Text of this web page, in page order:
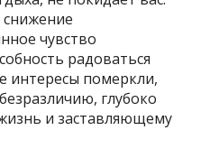
чувство
радоваться
интересы померкли,
глубоко
и заставляющему